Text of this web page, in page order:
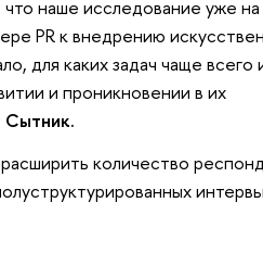
наше исследование уже
PR к внедрению
для каких задач чаще всего
и проникновении в их
Сытник.
количество